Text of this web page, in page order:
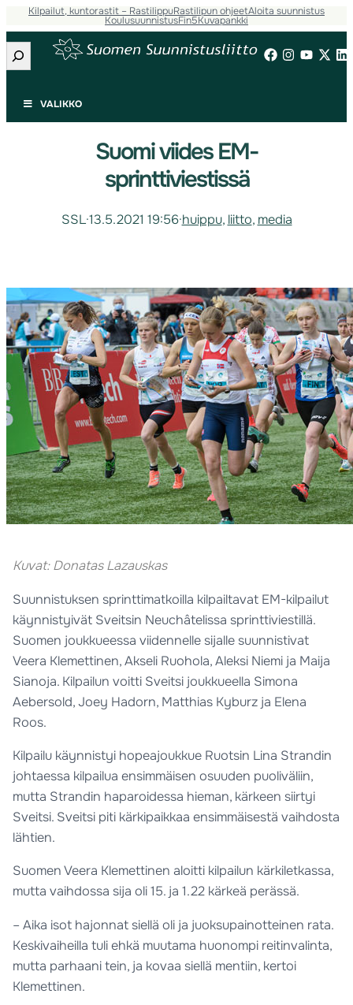
Kilpailut, kuntorastit – RastilippuRastilipun ohjeetAloita suunnistus
KoulusuunnistusFin5Kuvapankki
Etsi
VALIKKO
Suomi viides EM-
sprinttiviestissä
SSL·13.5.2021 19:56·huippu, liitto, media
Kuvat: Donatas Lazauskas
Suunnistuksen sprinttimatkoilla kilpailtavat EM-kilpailut
käynnistyivät Sveitsin Neuchâtelissa sprinttiviestillä.
Suomen joukkueessa viidennelle sijalle suunnistivat
Veera Klemettinen, Akseli Ruohola, Aleksi Niemi ja Maija
Sianoja. Kilpailun voitti Sveitsi joukkueella Simona
Aebersold, Joey Hadorn, Matthias Kyburz ja Elena
Roos.
Kilpailu käynnistyi hopeajoukkue Ruotsin Lina Strandin
johtaessa kilpailua ensimmäisen osuuden puoliväliin,
mutta Strandin haparoidessa hieman, kärkeen siirtyi
Sveitsi. Sveitsi piti kärkipaikkaa ensimmäisestä vaihdosta
lähtien.
Suomen Veera Klemettinen aloitti kilpailun kärkiletkassa,
mutta vaihdossa sija oli 15. ja 1.22 kärkeä perässä.
– Aika isot hajonnat siellä oli ja juoksupainotteinen rata.
Keskivaiheilla tuli ehkä muutama huonompi reitinvalinta,
mutta parhaani tein, ja kovaa siellä mentiin, kertoi
Klemettinen.